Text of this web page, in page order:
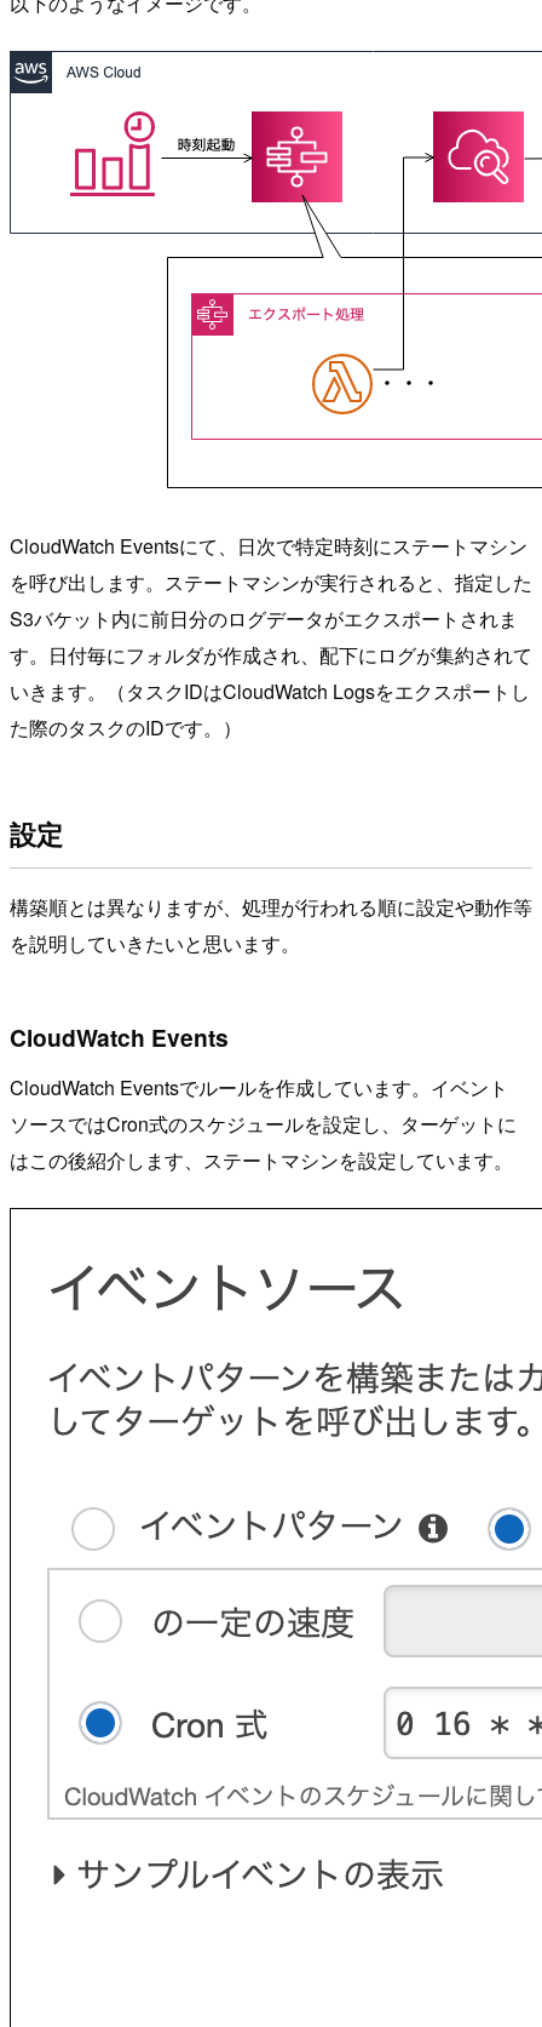
CloudWatch Eventsにて、日次で特定時刻にステートマシン
を呼び出します。ステートマシンが実行されると、指定した
S3バケット内に前日分のログデータがエクスポートされま
す。日付毎にフォルダが作成され、配下にログが集約されて
いきます。（タスクIDはCloudWatch Logsをエクスポートし
た際のタスクのIDです。）
設定
構築順とは異なりますが、処理が行われる順に設定や動作等
を説明していきたいと思います。
CloudWatch Events
CloudWatch Eventsでルールを作成しています。イベント
ソースではCron式のスケジュールを設定し、ターゲットに
はこの後紹介します、ステートマシンを設定しています。